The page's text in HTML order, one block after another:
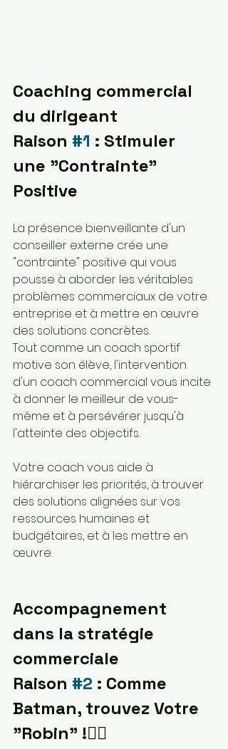
Coaching commercial
du dirigeant
Raison #1 : Stimuler
une "Contrainte"
Positive
La présence bienveillante d'un
conseiller externe crée une
"contrainte" positive qui vous
pousse à aborder les véritables
problèmes commerciaux de votre
entreprise et à mettre en œuvre
des solutions concrètes.
Tout comme un coach sportif
motive son élève, l'intervention
d'un coach commercial vous incite
à donner le meilleur de vous-
même et à persévérer jusqu'à
l'atteinte des objectifs.
Votre coach vous aide à
hiérarchiser les priorités, à trouver
des solutions alignées sur vos
ressources humaines et
budgétaires, et à les mettre en
œuvre.
Accompagnement
dans la stratégie
commerciale
Raison #2 : Comme
Batman, trouvez Votre
"Robin" !🐱‍🏍